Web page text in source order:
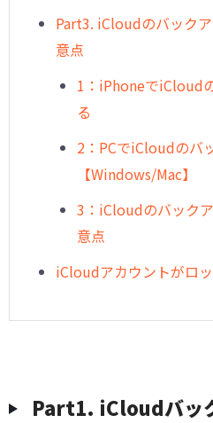
Part3. iCloudのバック
意点
1：iPhoneでiCloud
る
2：PCでiCloudのバ
【Windows/Mac】
3：iCloudのバック
意点
iCloudアカウントがロ
Part1. iCloudバッ